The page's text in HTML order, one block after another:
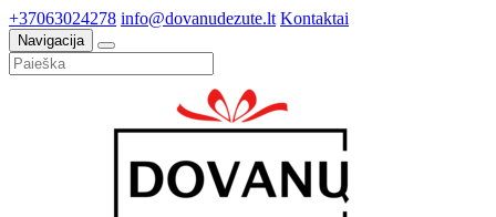
+37063024278 info@dovanudezute.lt Kontaktai
Navigacija